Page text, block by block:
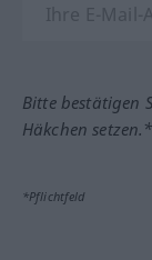
Bitte bestätigen
Häkchen setzen.*
*Pflichtfeld